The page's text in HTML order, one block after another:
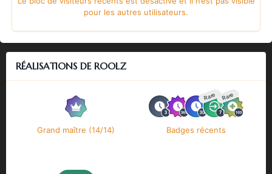
pour les autres utilisateurs.
RÉALISATIONS DE ROOLZ
Grand maître (14/14)
Rare Rare
Badges récents